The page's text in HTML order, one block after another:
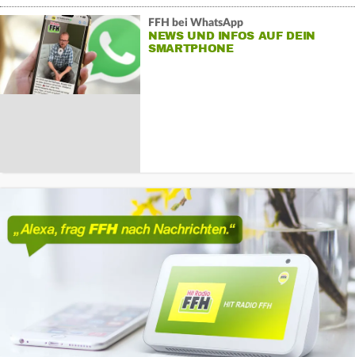
FFH bei WhatsApp
NEWS UND INFOS AUF DEIN
SMARTPHONE